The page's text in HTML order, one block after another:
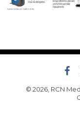
© 2026, RCN